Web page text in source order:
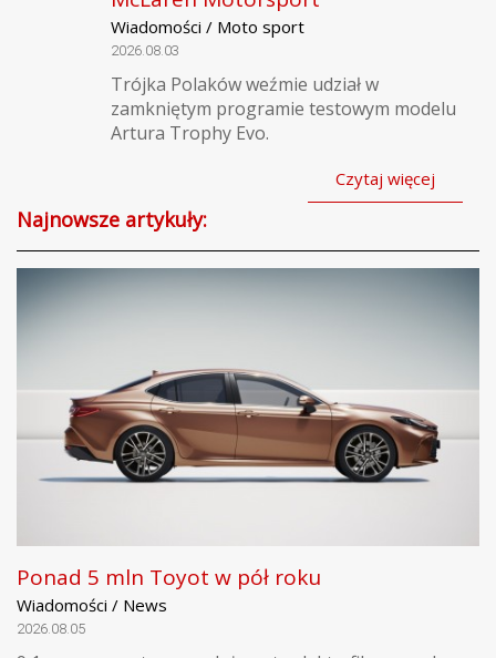
Wiadomości / Moto sport
2026.08.03
Trójka Polaków weźmie udział w
zamkniętym programie testowym modelu
Artura Trophy Evo.
Czytaj więcej
Najnowsze artykuły:
Ponad 5 mln Toyot w pół roku
Wiadomości / News
2026.08.05